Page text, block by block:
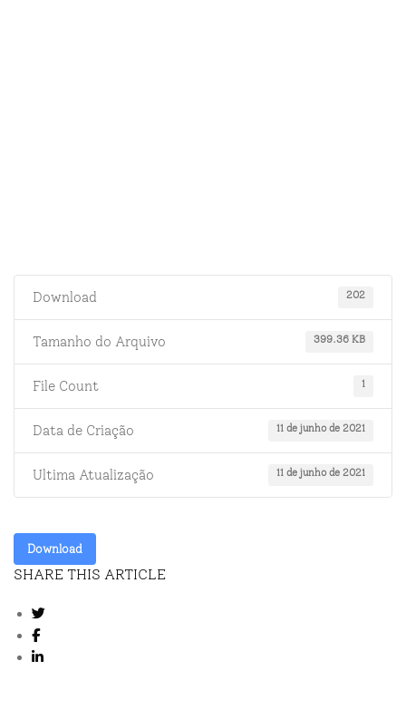
Download 202
Tamanho do Arquivo 399.36 KB
File Count 1
Data de Criação 11 de junho de 2021
Ultima Atualização 11 de junho de 2021
Download
SHARE THIS ARTICLE